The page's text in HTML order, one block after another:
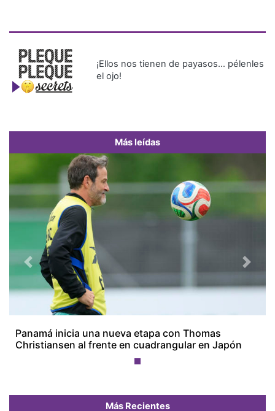
¡Ellos nos tienen de payasos… pélenles
el ojo!
Más leídas
Panamá inicia una nueva etapa con Thomas
Christiansen al frente en cuadrangular en Japón
Previous Next
Más Recientes